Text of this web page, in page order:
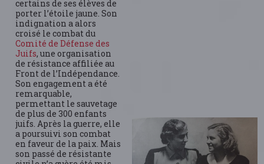
certains de ses élèves de
porter l’étoile jaune. Son
indignation a alors
croisé le combat du
Comité de Défense des
Juifs, une organisation
de résistance affiliée au
Front de l’Indépendance.
Son engagement a été
remarquable,
permettant le sauvetage
de plus de 300 enfants
juifs. Après la guerre, elle
a poursuivi son combat
en faveur de la paix. Mais
son passé de résistante